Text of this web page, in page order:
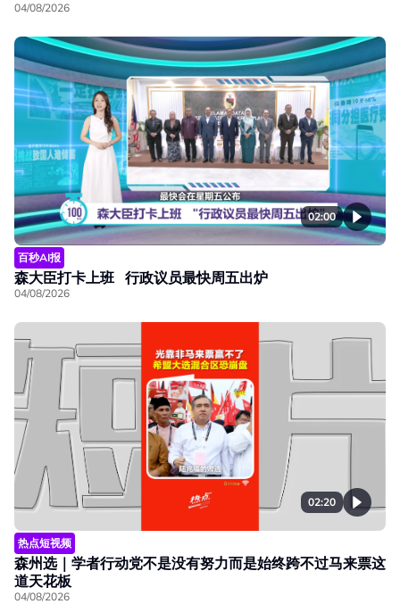
04/08/2026
02:00
百秒AI报
森大臣打卡上班 行政议员最快周五出炉
04/08/2026
02:20
热点短视频
森州选｜学者行动党不是没有努力而是始终跨不过马来票这
道天花板
04/08/2026